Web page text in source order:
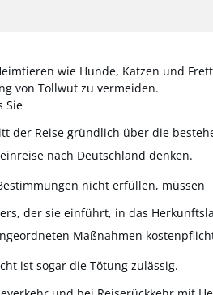
wie Hunde, Katzen und
von Tollwut zu vermeiden.
Sie
der Reise gründlich über die
nach Deutschland denken.
nicht erfüllen, müssen
der sie einführt, in das
Maßnahmen
ist sogar die Tötung zulässig.